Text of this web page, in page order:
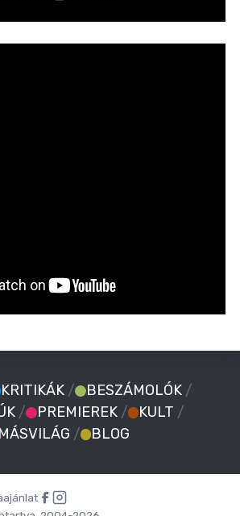
KRITIKÁK / BESZÁMOLÓK /
/ PREMIEREK / KULT /
/ BLOG